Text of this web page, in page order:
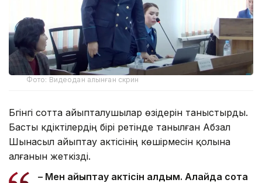
Фото: Видеодан алынған скрин
Бүгінгі сотта айыпталушылар өзідерін таныстырды.
Басты күдіктілердің бірі ретінде танылған Абзал
Шынасыл айыптау актісінің көшірмесін қолына
алғанын жеткізді.
– Мен айыптау актісін алдым. Алайда сотқа